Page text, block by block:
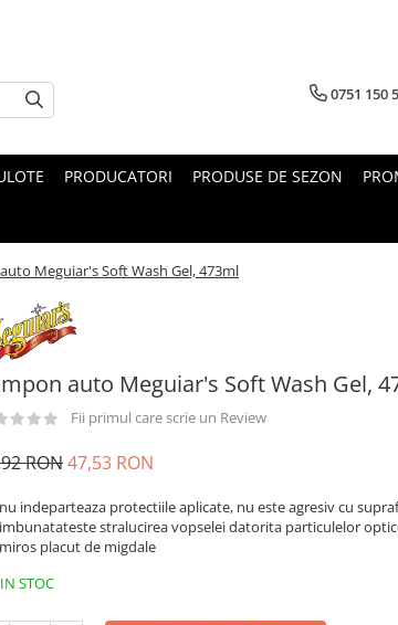
0751 150
PRODUCATORI PRODUSE DE SEZON
Meguiar's Soft Wash Gel, 473ml
auto Meguiar's Soft Wash Gel,
Fii primul care scrie un Review
RON47,53 RON
nu indeparteaza protectiile aplicate, nu este agresiv cu
imbunatateste stralucirea vopselei datorita particulelor
miros placut de migdale
IN STOC